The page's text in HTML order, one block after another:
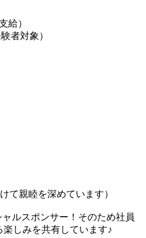
給）
者対象）
て親睦を深めています）
ルスポンサー！そのため社員
しみを共有しています♪